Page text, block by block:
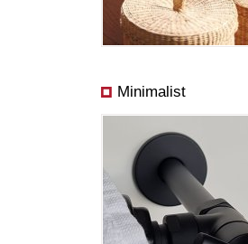
Minimalist